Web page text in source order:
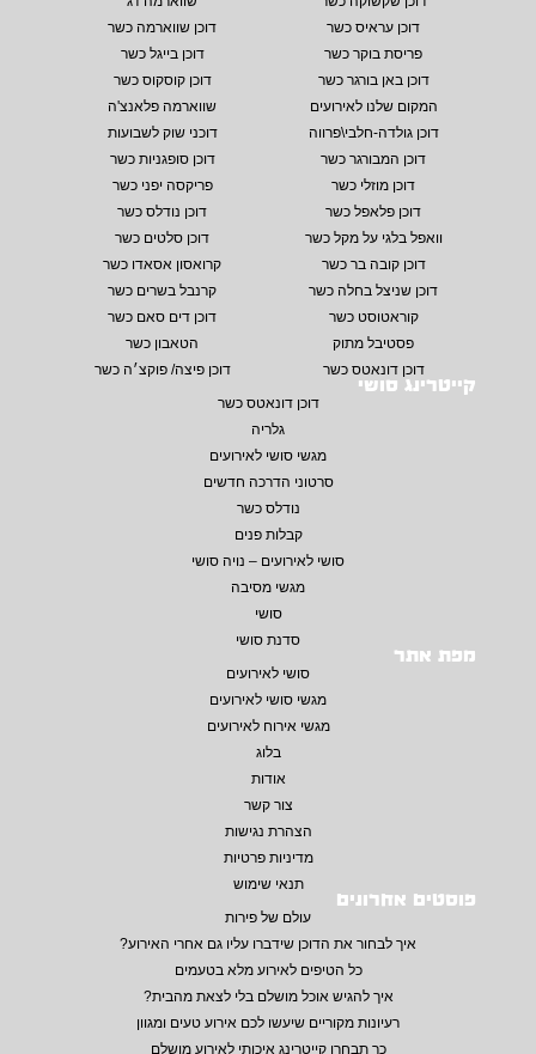
דוכן עראיס כשר
דוכן שווארמה כשר
פריסת בוקר כשר
דוכן בייגל כשר
דוכן באן בורגר כשר
דוכן קוסקוס כשר
המקום שלנו לאירועים
שווארמה פלאנצ'ה
דוכן גולדה-חלבי\פרווה
דוכני שוק לשבועות
דוכן המבורגר כשר
דוכן סופגניות כשר
דוכן מוזלי כשר
פריקסה יפני כשר
דוכן פלאפל כשר
דוכן נודלס כשר
וואפל בלגי על מקל כשר
דוכן סלטים כשר
דוכן קובה בר כשר
קרואסון אסאדו כשר
דוכן שניצל בחלה כשר
קרנבל בשרים כשר
קוראטוסט כשר
דוכן דים סאם כשר
פסטיבל מתוק
הטאבון כשר
דוכן דונאטס כשר
דוכן פיצה/ פוקצ׳ה כשר
קייטרינג סושי
דוכן דונאטס כשר
גלריה
מגשי סושי לאירועים
סרטוני הדרכה חדשים
נודלס כשר
קבלות פנים
סושי לאירועים – נויה סושי
מגשי מסיבה
סושי
סדנת סושי
פוסטים אחרונים
עולם של פירות
איך לבחור את הדוכן שידברו עליו גם אחרי האירוע?
כל הטיפים לאירוע מלא בטעמים
איך להגיש אוכל מושלם בלי לצאת מהבית?
רעיונות מקוריים שיעשו לכם אירוע טעים ומגוון
כך תבחרו קייטרינג איכותי לאירוע מושלם
מפת אתר
סושי לאירועים
מגשי סושי לאירועים
מגשי אירוח לאירועים
בלוג
אודות
צור קשר
הצהרת נגישות
מדיניות פרטיות
תנאי שימוש